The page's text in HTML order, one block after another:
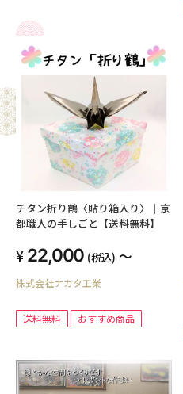
チタン折り鶴〈貼り箱入り〉｜京
都職人の手しごと【送料無料】
22,000 (税込) ～
株式会社ナカタ工業
送料無料 おすすめ商品